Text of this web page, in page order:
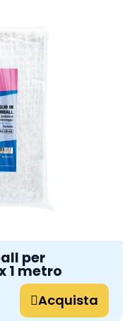
per
1 metro
Acquista